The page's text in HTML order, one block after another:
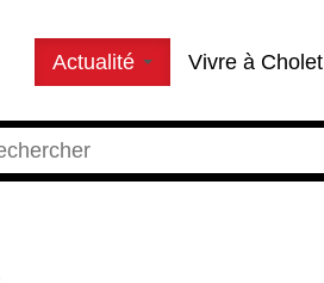
Actualité Vivre à Cholet